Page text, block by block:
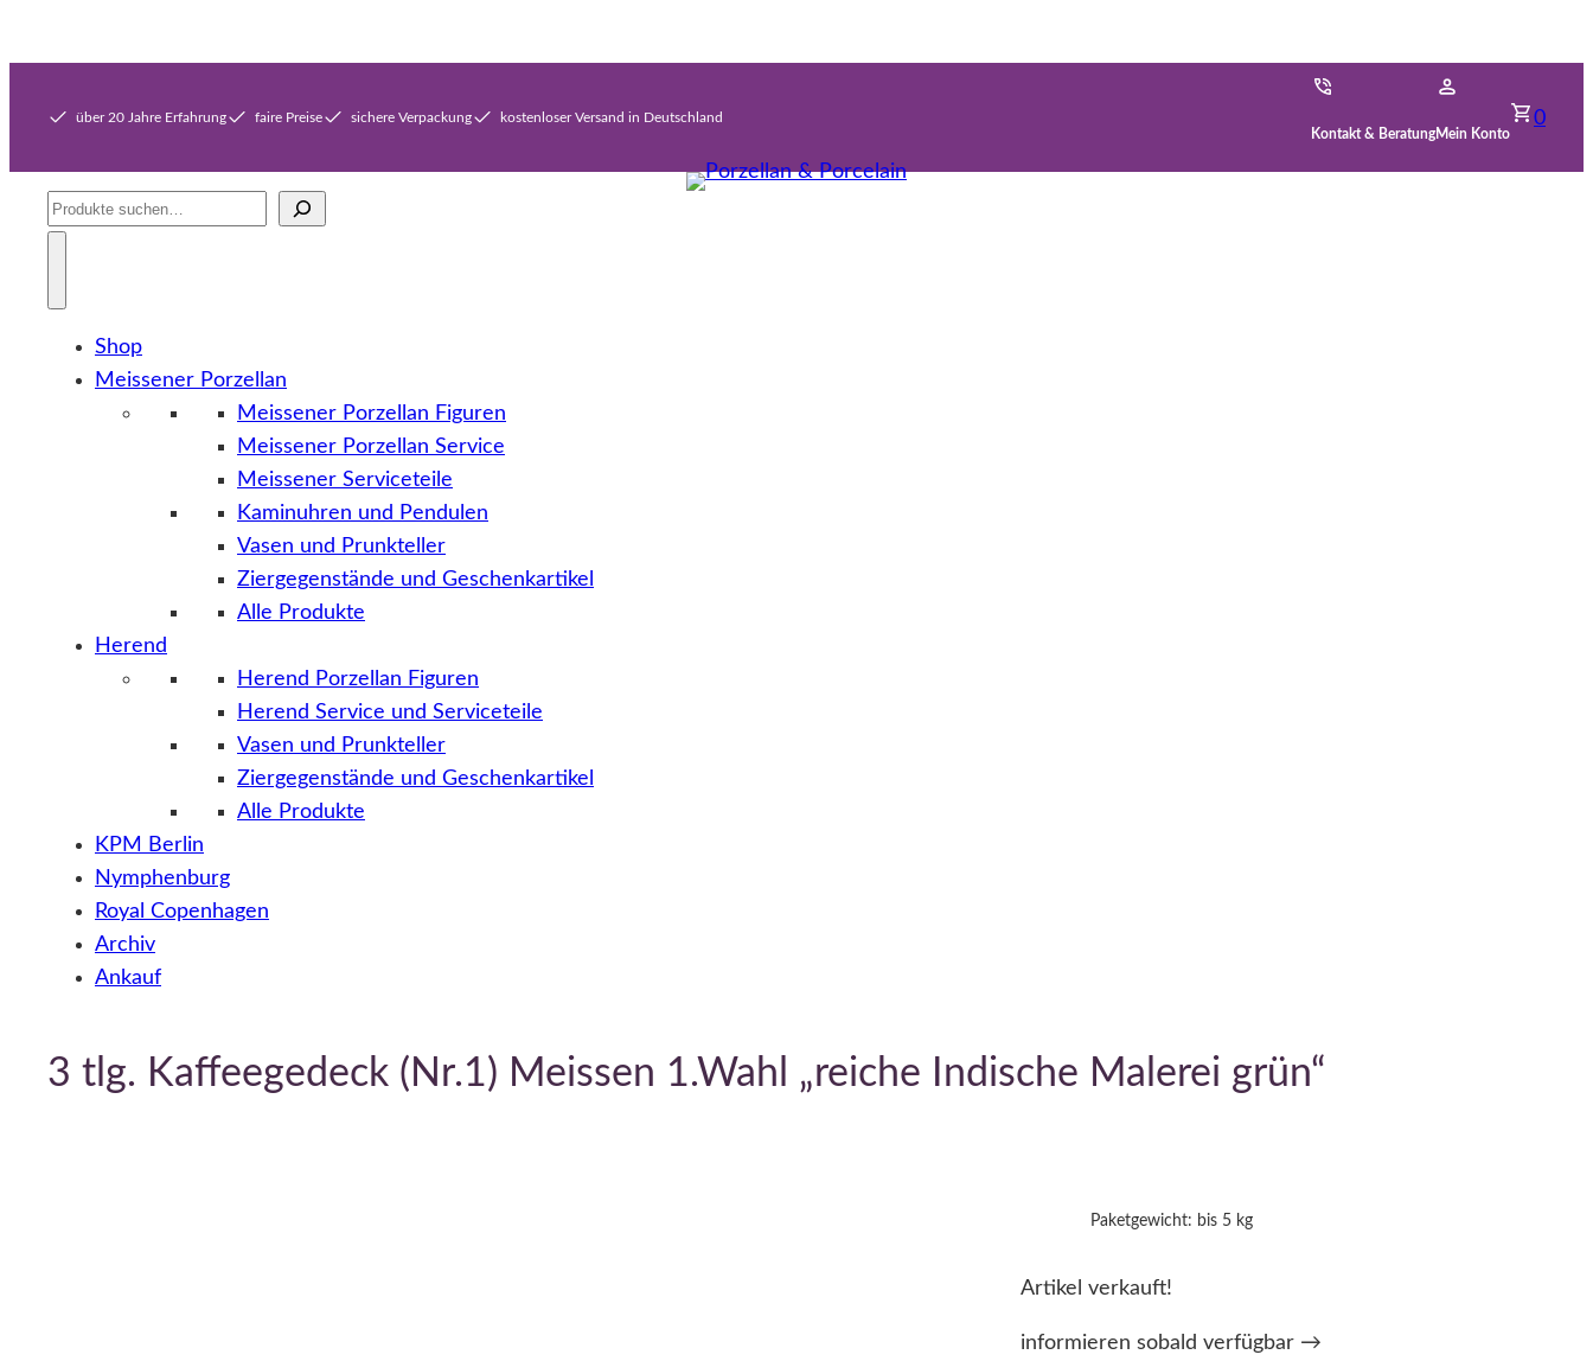
über 20 Jahre Erfahrung faire Preise sichere Verpackung
kostenloser Versand in Deutschland
Kontakt & BeratungMein Konto
0
Suche
Shop
Meissener Porzellan
Meissener Porzellan Figuren
Meissener Porzellan Service
Meissener Serviceteile
Kaminuhren und Pendulen
Vasen und Prunkteller
Ziergegenstände und Geschenkartikel
Alle Produkte
Herend
Herend Porzellan Figuren
Herend Service und Serviceteile
Vasen und Prunkteller
Ziergegenstände und Geschenkartikel
Alle Produkte
KPM Berlin
Nymphenburg
Royal Copenhagen
Archiv
Ankauf
3 tlg. Kaffeegedeck (Nr.1) Meissen 1.Wahl „reiche Indische Malerei grün“
Paketgewicht: bis 5 kg
Artikel verkauft!
informieren sobald verfügbar →